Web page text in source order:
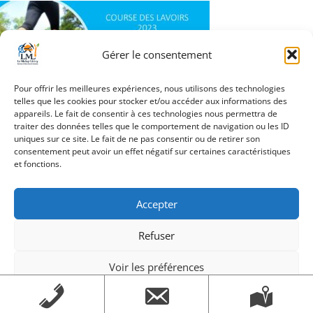
Gérer le consentement
Pour offrir les meilleures expériences, nous utilisons des technologies
telles que les cookies pour stocker et/ou accéder aux informations des
appareils. Le fait de consentir à ces technologies nous permettra de
traiter des données telles que le comportement de navigation ou les ID
uniques sur ce site. Le fait de ne pas consentir ou de retirer son
consentement peut avoir un effet négatif sur certaines caractéristiques
et fonctions.
Accepter
Refuser
Voir les préférences
Mentions légalesMentions légales
Navigation
de
l’article
COURSE DES LAVOIRS
2023_slider
Création Androme Informatique